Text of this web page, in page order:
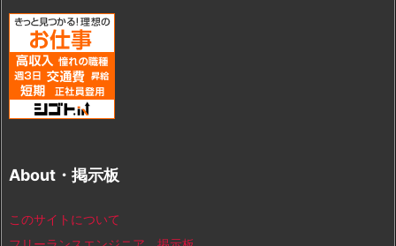
About・掲示板
このサイトについて